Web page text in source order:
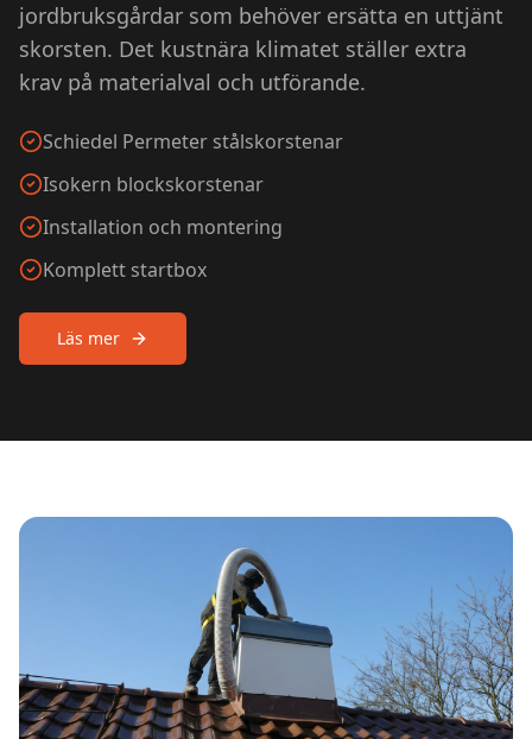
jordbruksgårdar som behöver ersätta en uttjänt
skorsten. Det kustnära klimatet ställer extra
krav på materialval och utförande.
Schiedel Permeter stålskorstenar
Isokern blockskorstenar
Installation och montering
Komplett startbox
Läs mer